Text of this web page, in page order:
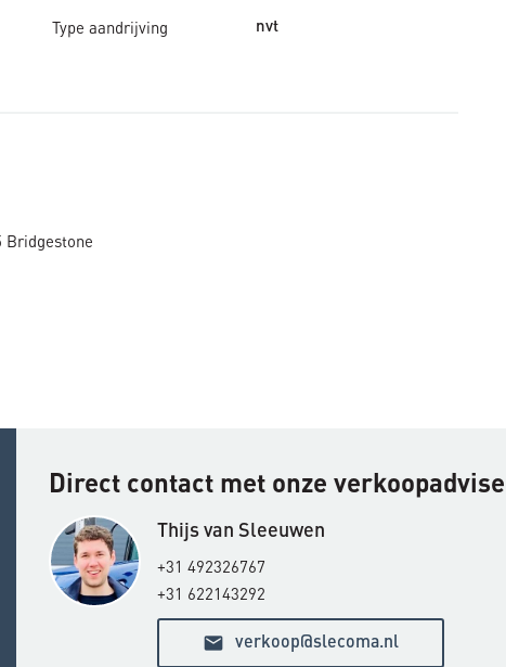
Type aandrijving nvt
Bridgestone
Direct contact met onze
Thijs van Sleeuwen
+31 492326767
+31 622143292
email verkoop@slecoma.nl